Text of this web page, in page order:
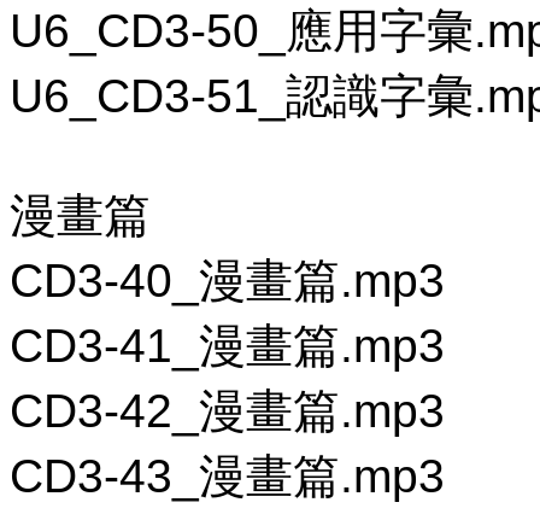
U6_CD3-50_應用字彙
U6_CD3-51_認識字彙
漫畫篇
CD3-40_漫畫篇.mp3
CD3-41_漫畫篇.mp3
CD3-42_漫畫篇.mp3
CD3-43_漫畫篇.mp3